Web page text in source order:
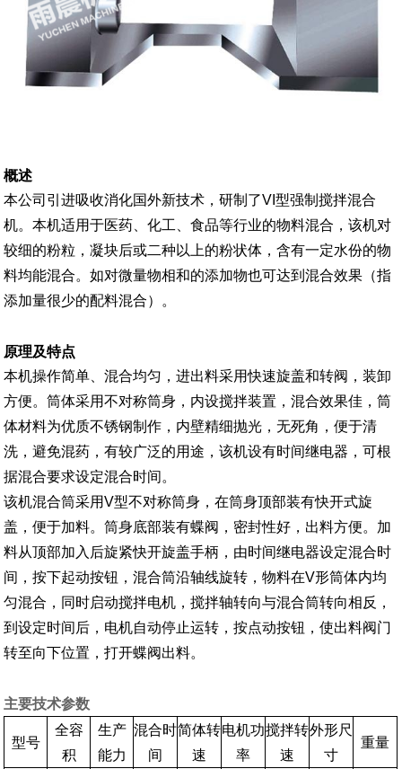
概述
本公司引进吸收消化国外新技术，研制了VI型强制搅拌混合
机。本机适用于医药、化工、食品等行业的物料混合，该机对
较细的粉粒，凝块后或二种以上的粉状体，含有一定水份的物
料均能混合。如对微量物相和的添加物也可达到混合效果（指
添加量很少的配料混合）。
原理及特点
本机操作简单、混合均匀，进出料采用快速旋盖和转阀，装卸
方便。筒体采用不对称筒身，内设搅拌装置，混合效果佳，筒
体材料为优质不锈钢制作，内壁精细抛光，无死角，便于清
洗，避免混药，有较广泛的用途，该机设有时间继电器，可根
据混合要求设定混合时间。
该机混合筒采用V型不对称筒身，在筒身顶部装有快开式旋
盖，便于加料。筒身底部装有蝶阀，密封性好，出料方便。加
料从顶部加入后旋紧快开旋盖手柄，由时间继电器设定混合时
间，按下起动按钮，混合筒沿轴线旋转，物料在V形筒体内均
匀混合，同时启动搅拌电机，搅拌轴转向与混合筒转向相反，
到设定时间后，电机自动停止运转，按点动按钮，使出料阀门
转至向下位置，打开蝶阀出料。
主要技术参数
型号
全容
积
生产
能力
混合时
间
简体转
速
电机功
率
搅拌转
速
外形尺
寸
重量